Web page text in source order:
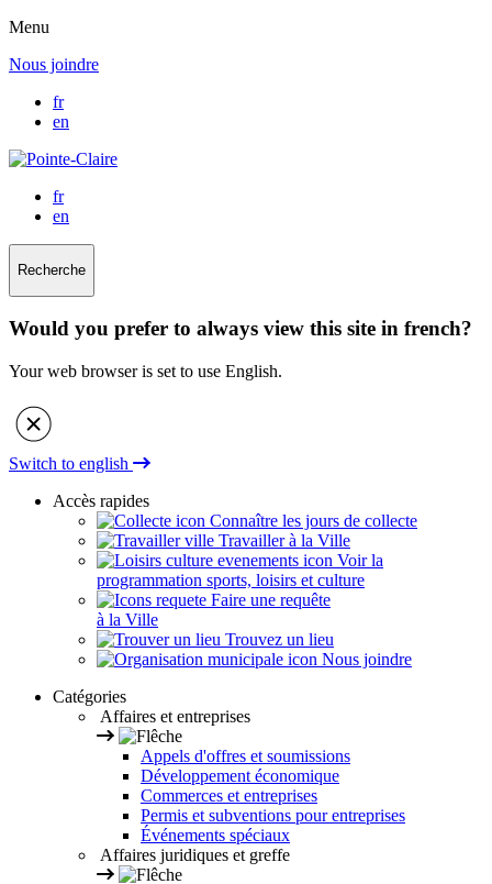
Menu
Nous joindre
fr
en
fr
en
Recherche
Would you prefer to always view this site in french?
Your web browser is set to use English.
Switch to english
Accès rapides
Connaître les jours de collecte
Travailler à la Ville
Voir la
programmation sports, loisirs et culture
Faire une requête
à la Ville
Trouvez un lieu
Nous joindre
Catégories
Affaires et entreprises
Appels d'offres et soumissions
Développement économique
Commerces et entreprises
Permis et subventions pour entreprises
Événements spéciaux
Affaires juridiques et greffe